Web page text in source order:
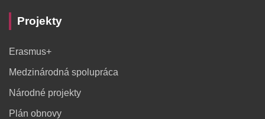
Projekty
Erasmus+
Medzinárodná spolupráca
Národné projekty
Plán obnovy